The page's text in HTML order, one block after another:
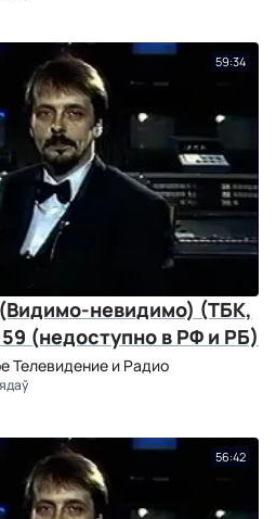
59:34
(Видимо-невидимо) (ТБК,
(недоступно в РФ и РБ)
Телевидение и Радио
56:42